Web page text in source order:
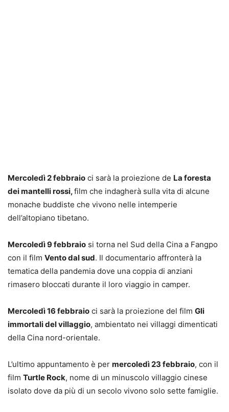
Mercoledì 2 febbraio ci sarà la proiezione de La foresta
dei mantelli rossi,film che indagherà sulla vita di alcune
monache buddiste che vivono nelle intemperie
dell’altopiano tibetano.
Mercoledì 9 febbraio si torna nel Sud della Cina a Fangpo
con il film Vento dal sud. Il documentario affronterà la
tematica della pandemia dove una coppia di anziani
rimasero bloccati durante il loro viaggio in camper.
Mercoledì 16 febbraio ci sarà la proiezione del film Gli
immortali del villaggio, ambientato nei villaggi dimenticati
della Cina nord-orientale.
L’ultimo appuntamento è per mercoledì 23 febbraio, con il
film Turtle Rock, nome di un minuscolo villaggio cinese
isolato dove da più di un secolo vivono solo sette famiglie.